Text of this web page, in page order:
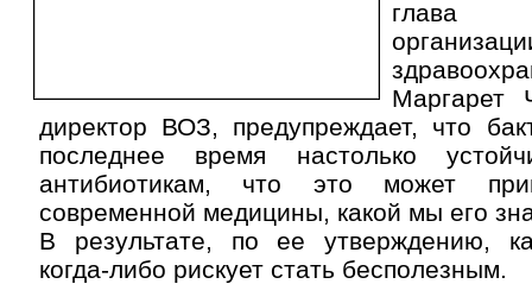
глава
Маргарет
директор ВОЗ, предупреждает, что
последнее время настолько
антибиотикам, что это может
современной медицины, какой мы его
В результате, по ее утверждению,
когда-либо рискует стать бесполезным.